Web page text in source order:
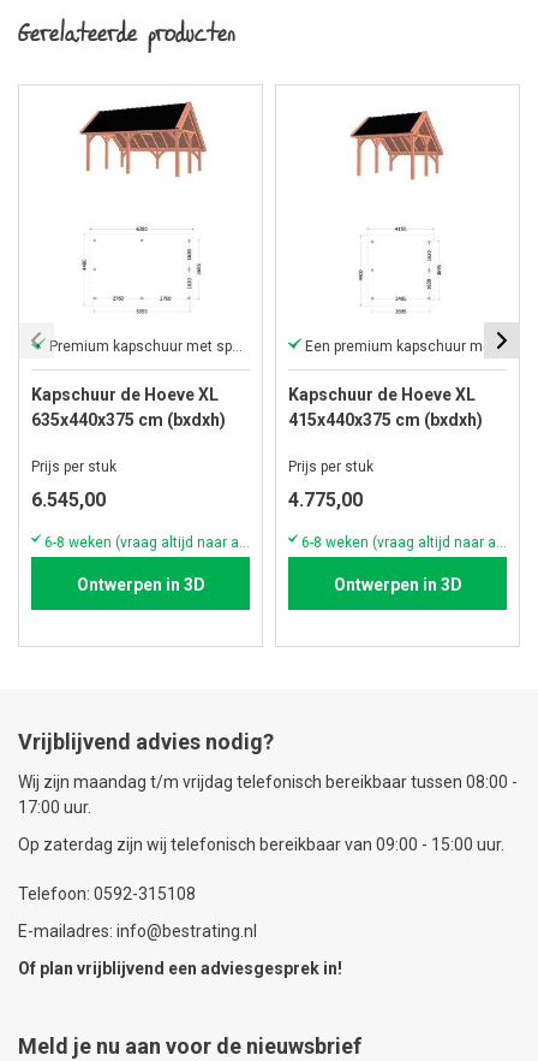
Gerelateerde producten
Premium kapschuur met sporenkap
Kapschuur de Hoeve XL
635x440x375 cm (bxdxh)
Prijs per stuk
6.545,00
Ontwerpen in 3D
Een premium kapschuur met sporenkap.
Kapschuur de Hoeve XL
415x440x375 cm (bxdxh)
Prijs per stuk
4.775,00
Ontwerpen in 3D
Vrijblijvend advies nodig?
Wij zijn maandag t/m vrijdag telefonisch bereikbaar tussen 08:00 -
17:00 uur.
Op zaterdag zijn wij telefonisch bereikbaar van 09:00 - 15:00 uur.
Telefoon: 0592-315108
E-mailadres: info@bestrating.nl
Of plan vrijblijvend een adviesgesprek in!
Meld je nu aan voor de nieuwsbrief